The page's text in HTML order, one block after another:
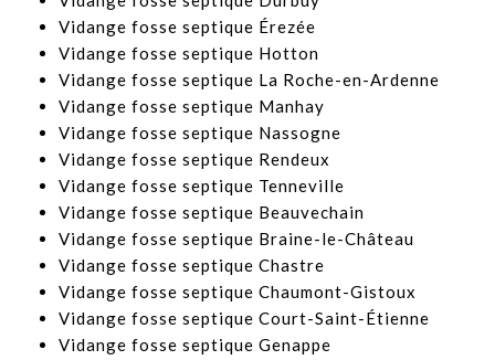
​Vidange fosse septique Érezée
​Vidange fosse septique Hotton
Vidange fosse septique La Roche-en-Ardenne
​Vidange fosse septique Manhay
​Vidange fosse septique Nassogne
​Vidange fosse septique Rendeux
​Vidange fosse septique Tenneville
​Vidange fosse septique Beauvechain
​Vidange fosse septique Braine-le-Château
Vidange fosse septique Chastre
​Vidange fosse septique Chaumont-Gistoux
Vidange fosse septique Court-Saint-Étienne
​Vidange fosse septique Genappe